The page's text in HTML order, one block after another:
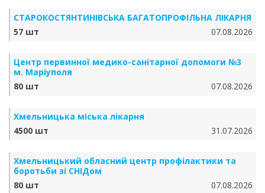
СТАРОКОСТЯНТИНІВСЬКА БАГАТОПРОФІЛЬНА ЛІКАРНЯ
57 шт
07.08.2026
Центр первинної медико-санітарної допомоги №3
м. Маріуполя
80 шт
07.08.2026
Хмельницька міська лікарня
4500 шт
31.07.2026
Хмельницький обласний центр профілактики та
боротьби зі СНІДом
80 шт
07.08.2026